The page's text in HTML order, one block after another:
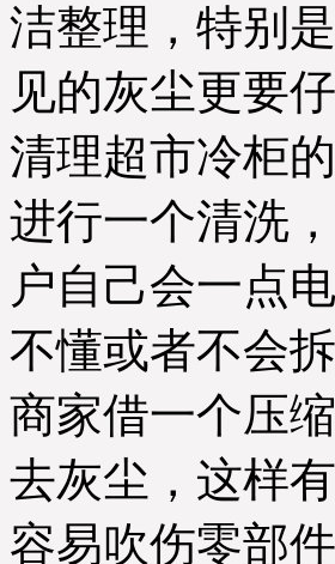
洁整理，特别
见的灰尘更要
清理超市冷柜
进行一个清洗
户自己会一点
不懂或者不会
商家借一个压
去灰尘，这样
容易吹伤零部件